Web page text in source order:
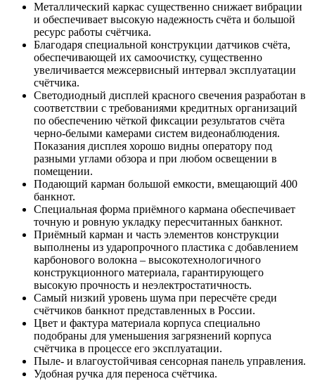
Металлический каркас существенно снижает вибрации
и обеспечивает высокую надежность счёта и большой
ресурс работы счётчика.
Благодаря специальной конструкции датчиков счёта,
обеспечивающей их самоочистку, существенно
увеличивается межсервисный интервал эксплуатации
счётчика.
Светодиодный дисплей красного свечения разработан в
соответствии с требованиями кредитных организаций
по обеспечению чёткой фиксации результатов счёта
черно-белыми камерами систем видеонаблюдения.
Показания дисплея хорошо видны оператору под
разными углами обзора и при любом освещении в
помещении.
Подающий карман большой емкости, вмещающий 400
банкнот.
Специальная форма приёмного кармана обеспечивает
точную и ровную укладку пересчитанных банкнот.
Приёмный карман и часть элементов конструкции
выполнены из ударопрочного пластика с добавлением
карбонового волокна – высокотехнологичного
конструкционного материала, гарантирующего
высокую прочность и неэлектростатичность.
Самый низкий уровень шума при пересчёте среди
счётчиков банкнот представленных в России.
Цвет и фактура материала корпуса специально
подобраны для уменьшения загрязнений корпуса
счётчика в процессе его эксплуатации.
Пыле- и влагоустойчивая сенсорная панель управления.
Удобная ручка для переноса счётчика.